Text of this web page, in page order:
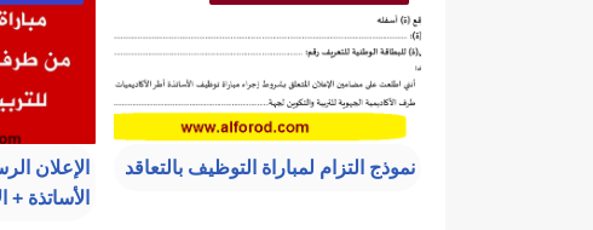
نموذج التزام لمباراة التوظيف بالتعاقد
الإعلان
الأساتذة +